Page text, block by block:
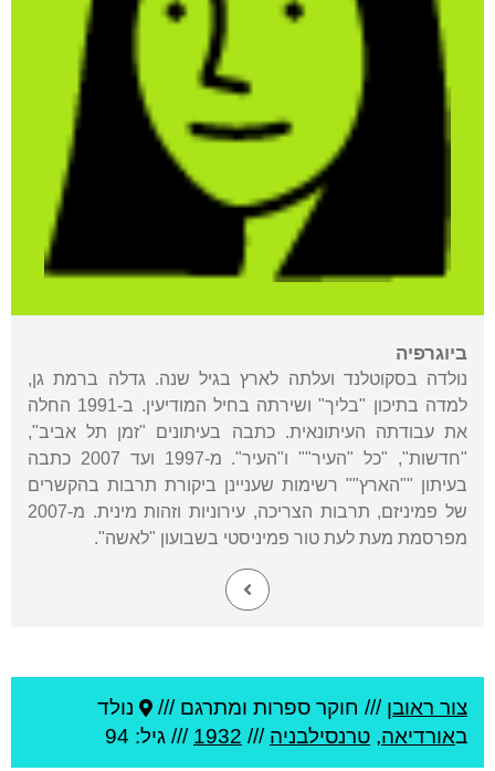
ביוגרפיה
נולדה בסקוטלנד ועלתה לארץ בגיל שנה. גדלה ברמת גן,
למדה בתיכון "בליך" ושירתה בחיל המודיעין. ב-1991 החלה
את עבודתה העיתונאית. כתבה בעיתונים "זמן תל אביב",
"חדשות", "כל "העיר"" ו"העיר". מ-1997 ועד 2007 כתבה
בעיתון ""הארץ"" רשימות שעניינן ביקורת תרבות בהקשרים
של פמיניזם, תרבות הצריכה, עירוניות וזהות מינית. מ-2007
מפרסמת מעת לעת טור פמיניסטי בשבועון "לאשה".
צור ראובן /// חוקר ספרות ומתרגם ///
נולד
באורדיאה, טרנסילבניה ///
1932 /// גיל: 94